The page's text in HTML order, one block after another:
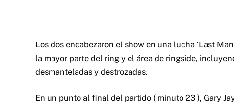
Los dos encabezaron el show en una lucha ‘Last
la mayor parte del ring y el área de ringside,
desmanteladas y destrozadas.
En un punto al final del partido ( minuto 23 ), Gary